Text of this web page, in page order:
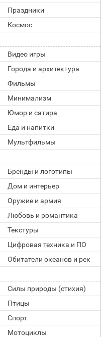
Праздники
Космос
Видео игры
Города и архитектура
Фильмы
Минимализм
Юмор и сатира
Еда и напитки
Мультфильмы
Бренды и логотипы
Дом и интерьер
Оружие и армия
Любовь и романтика
Текстуры
Цифровая техника и ПО
Обитатели океанов и рек
Силы природы (стихия)
Птицы
Спорт
Мотоциклы